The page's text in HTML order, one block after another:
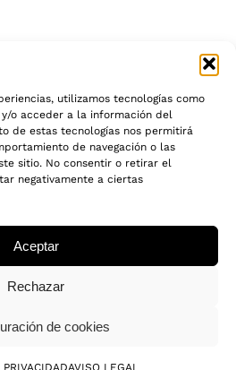
utilizamos tecnologías como
o acceder a la información del
de estas tecnologías nos permitirá
de navegación o las
sitio. No consentir o retirar el
negativamente a ciertas
Aceptar
Rechazar
de cookies
AVISO LEGAL
FSC®